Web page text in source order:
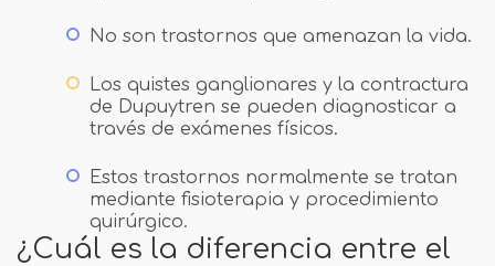
No son trastornos que amenazan la vida.
Los quistes ganglionares y la contractura
de Dupuytren se pueden diagnosticar a
través de exámenes físicos.
Estos trastornos normalmente se tratan
mediante fisioterapia y procedimiento
quirúrgico.
¿Cuál es la diferencia entre el